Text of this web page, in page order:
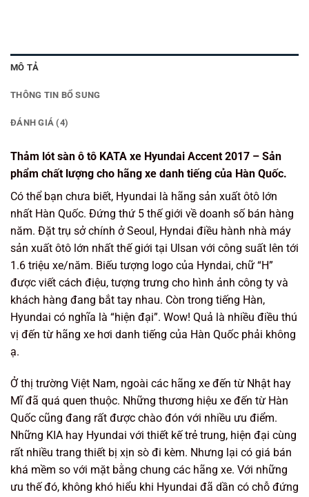
MÔ TẢ
THÔNG TIN BỔ SUNG
ĐÁNH GIÁ (4)
Thảm lót sàn ô tô KATA xe Hyundai Accent 2017 – Sản
phẩm chất lượng cho hãng xe danh tiếng của Hàn Quốc.
Có thể bạn chưa biết, Hyundai là hãng sản xuất ôtô lớn
nhất Hàn Quốc. Đứng thứ 5 thế giới về doanh số bán hàng
năm. Đặt trụ sở chính ở Seoul, Hyndai điều hành nhà máy
sản xuất ôtô lớn nhất thế giới tại Ulsan với công suất lên tới
1.6 triệu xe/năm. Biếu tượng logo của Hyndai, chữ “H”
được viết cách điệu, tượng trưng cho hình ảnh công ty và
khách hàng đang bắt tay nhau. Còn trong tiếng Hàn,
Hyundai có nghĩa là “hiện đại”. Wow! Quả là nhiều điều thú
vị đến từ hãng xe hơi danh tiếng của Hàn Quốc phải không
ạ.
Ở thị trường Việt Nam, ngoài các hãng xe đến từ Nhật hay
Mĩ đã quá quen thuộc. Những thương hiệu xe đến từ Hàn
Quốc cũng đang rất được chào đón với nhiều ưu điểm.
Những KIA hay Hyundai với thiết kế trẻ trung, hiện đại cùng
rất nhiều trang thiết bị xịn sò đi kèm. Nhưng lại có giá bán
khá mềm so với mặt bằng chung các hãng xe. Với những
ưu thế đó, không khó hiểu khi Hyundai đã dần có chỗ đứng